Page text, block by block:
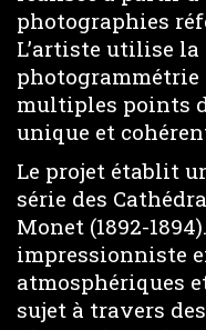
photographies
L’artiste utilise
photogrammétrie
multiples points
unique et
Le projet établit
série des
Monet (1892-
impressionniste
atmosphériques
sujet à travers